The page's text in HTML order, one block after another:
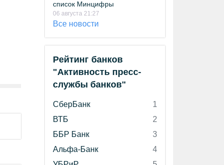
список Минцифры
06 августа 21:27
Все новости
Рейтинг банков
"Активность пресс-
службы банков"
СберБанк
1
ВТБ
2
ББР Банк
3
Альфа-Банк
4